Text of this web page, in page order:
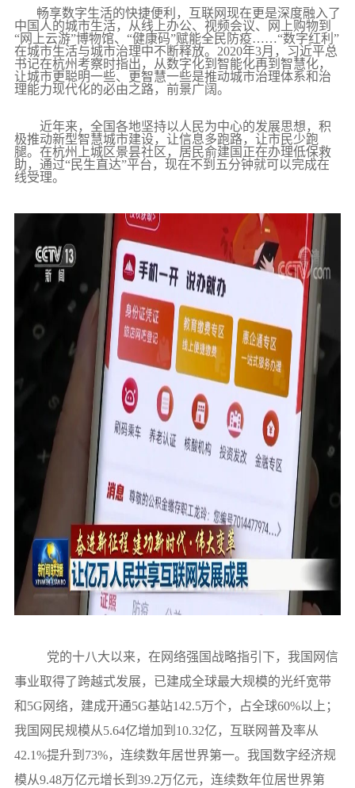
畅享数字生活的快捷便利，互联网现在更是深度融入了
中国人的城市生活，从线上办公、视频会议、网上购物到
“网上云游”博物馆、“健康码”赋能全民防疫……“数字红利”
在城市生活与城市治理中不断释放。2020年3月，习近平总
书记在杭州考察时指出，从数字化到智能化再到智慧化，
让城市更聪明一些、更智慧一些是推动城市治理体系和治
理能力现代化的必由之路，前景广阔。
近年来，全国各地坚持以人民为中心的发展思想，积
极推动新型智慧城市建设，让信息多跑路，让市民少跑
腿。在杭州上城区景昙社区，居民俞建国正在办理低保救
助，通过“民生直达”平台，现在不到五分钟就可以完成在
线受理。
党的十八大以来，在网络强国战略指引下，我国网信
事业取得了跨越式发展，已建成全球最大规模的光纤宽带
和5G网络，建成开通5G基站142.5万个，占全球60%以上；
我国网民规模从5.64亿增加到10.32亿，互联网普及率从
42.1%提升到73%，连续数年居世界第一。我国数字经济规
模从9.48万亿元增长到39.2万亿元，连续数年位居世界第